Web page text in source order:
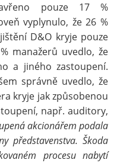
pouze 17 %
vyplynulo, že 26 %
D&O kryje pouze
manažerů uvedlo, že
a jiného zastoupení.
správně uvedlo, že
kryje jak způsobenou
např. auditory,
akcionářem podala
představenstva. Škoda
procesu nabytí